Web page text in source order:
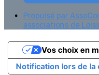
Propulsé par
associations de
Notification lors de la
Vos choix en